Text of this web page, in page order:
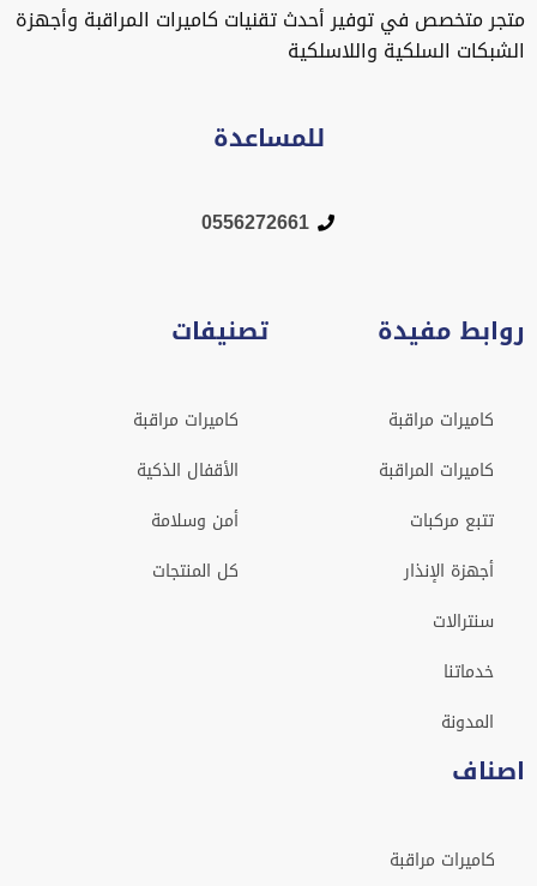
متجر متخصص في توفير أحدث تقنيات كاميرات المراقبة وأجهزة
الشبكات السلكية واللاسلكية
للمساعدة
0556272661
روابط مفيدة
كاميرات مراقبة
كاميرات المراقبة
تتبع مركبات
أجهزة الإنذار
سنترالات
خدماتنا
المدونة
تصنيفات
كاميرات مراقبة
الأقفال الذكية
أمن وسلامة
كل المنتجات
اصناف
كاميرات مراقبة